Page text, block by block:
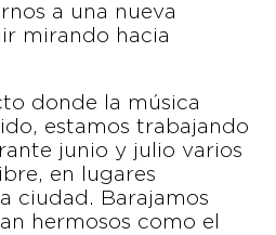
a una nueva
mirando hacia
donde la música
estamos trabajando
junio y julio varios
en lugares
ciudad. Barajamos
hermosos como el